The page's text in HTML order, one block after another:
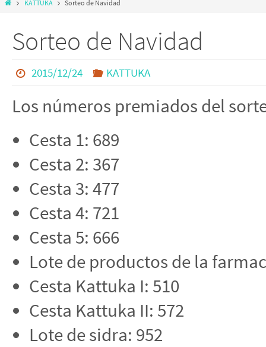
KATTUKA Sorteo de Navidad
Sorteo de Navidad
2015/12/24 KATTUKA
Los números premiados del
Cesta 1: 689
Cesta 2: 367
Cesta 3: 477
Cesta 4: 721
Cesta 5: 666
Lote de productos de la
Cesta Kattuka I: 510
Cesta Kattuka II: 572
Lote de sidra: 952